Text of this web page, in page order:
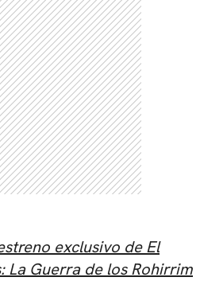
exclusivo de El
La Guerra de los Rohirrim